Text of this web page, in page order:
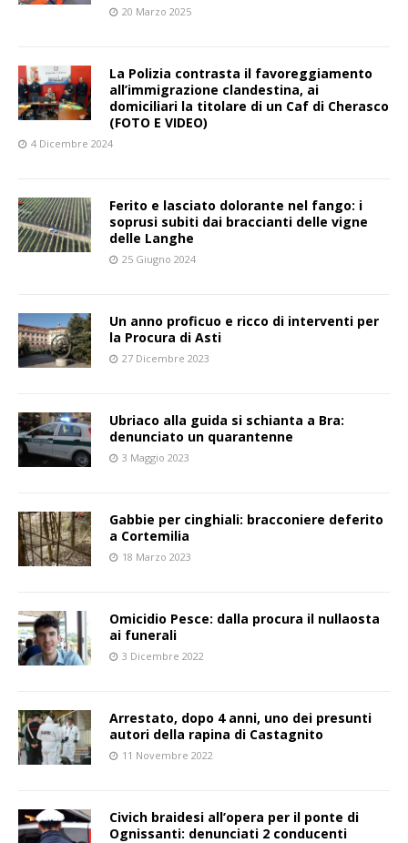
20 Marzo 2025
La Polizia contrasta il favoreggiamento
all’immigrazione clandestina, ai
domiciliari la titolare di un Caf di Cherasco
(FOTO E VIDEO)
4 Dicembre 2024
Ferito e lasciato dolorante nel fango: i
soprusi subiti dai braccianti delle vigne
delle Langhe
25 Giugno 2024
Un anno proficuo e ricco di interventi per
la Procura di Asti
27 Dicembre 2023
Ubriaco alla guida si schianta a Bra:
denunciato un quarantenne
3 Maggio 2023
Gabbie per cinghiali: bracconiere deferito
a Cortemilia
18 Marzo 2023
Omicidio Pesce: dalla procura il nullaosta
ai funerali
3 Dicembre 2022
Arrestato, dopo 4 anni, uno dei presunti
autori della rapina di Castagnito
11 Novembre 2022
Civich braidesi all’opera per il ponte di
Ognissanti: denunciati 2 conducenti